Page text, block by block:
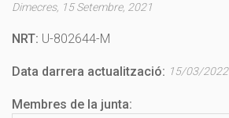
Dimecres, 15 Setembre, 2021
NRT: U-802644-M
Data darrera actualització: 15/03/2022
Membres de la junta: